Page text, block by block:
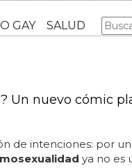
MÚSICA CINE Y
Un nuevo cómic
de intenciones: por